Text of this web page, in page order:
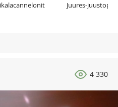
Juures-
4 330